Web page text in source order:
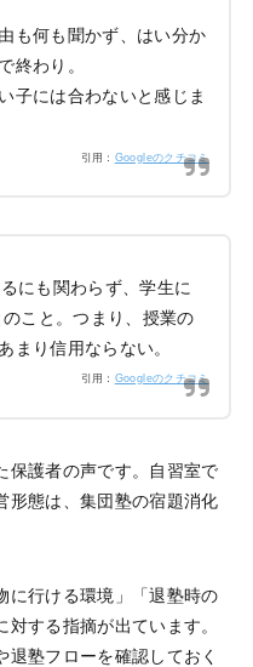
も何も聞かず、はい分か
終わり。
子には合わないと感じま
引用： Googleのクチコミ
にも関わらず、学生に
こと。つまり、授業の
まり信用ならない。
引用： Googleのクチコミ
保護者の声です。自習室で
形態は、集団塾の宿題消化
に行ける環境」「退塾時の
する指摘が出ています。
塾フローを確認しておく